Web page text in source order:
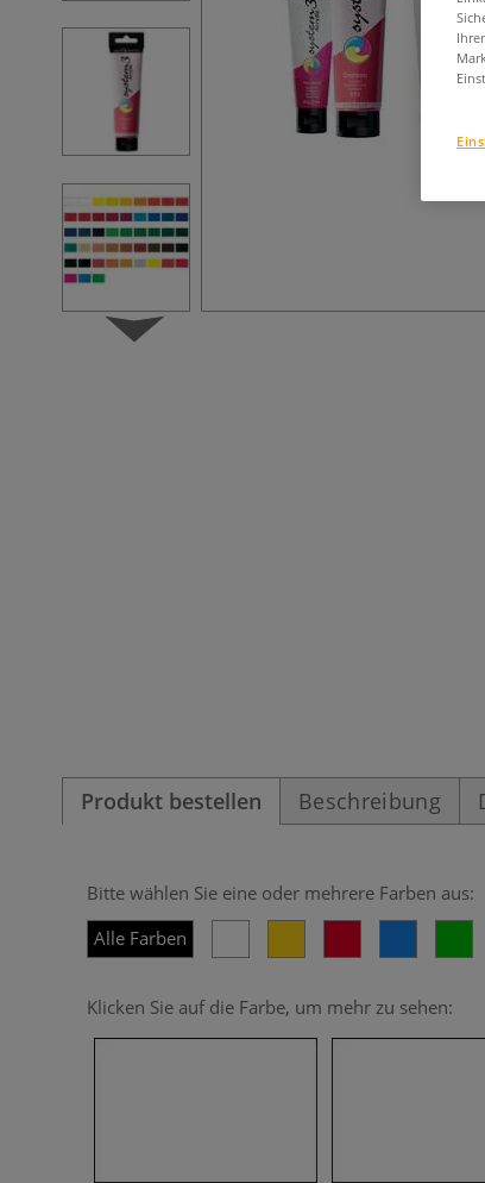
Produkt bestellen Beschreibung
Bitte wählen Sie eine oder mehrere Farben aus:
Alle Farben
Klicken Sie auf die Farbe, um mehr zu sehen: